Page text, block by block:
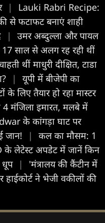
|
Lauki Rabri Recipe:
से फटाफट बनाएं शाही
|
उमर अब्दुल्ला और पायल
17 साल से अलग रह रही थीं
थीं माधुरी दीक्षित, टाडा
|
यूपी में बीजेपी का
के लिए तैयार हो रहा मास्टर
4 मंजिला इमारत, मलबे में
के कांगड़ा घाट पर
जान!
|
कल का मौसम: 1
के लेटेस्ट अपडेट में जानें किन
धूप |
'मंत्रालय की कैंटीन में
ने भेजी वकीलों की